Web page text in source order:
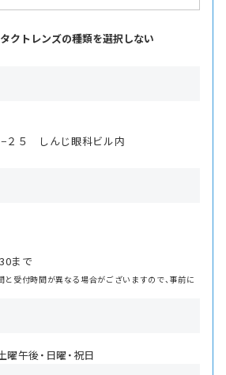
クトレンズの種類を選択しない
−２５ しんじ眼科ビル内
まで
と受付時間が異なる場合がございますので、事前に
曜午後・日曜・祝日